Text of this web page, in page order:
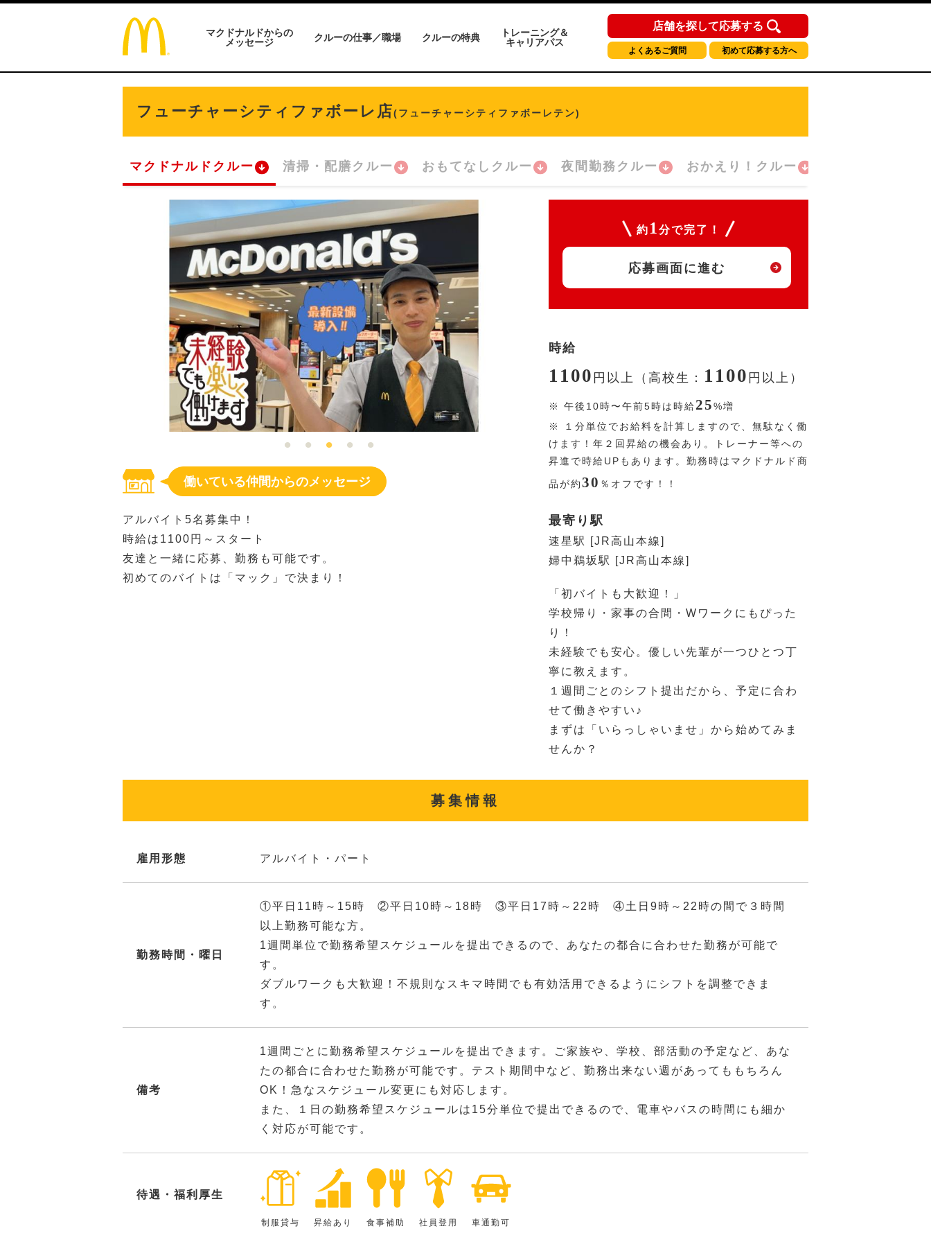
マクドナルドからの
メッセージ
クルーの仕事／職場 クルーの特典
トレーニング＆
キャリアパス
店舗を探して応募する
よくあるご質問 初めて応募する方へ
フューチャーシティファボーレ店(フューチャーシティファボーレテン)
マクドナルドクルー 清掃・配膳クルー おもてなしクルー 夜間勤務クルー おかえり！クルー
働いている仲間からのメッセージ
アルバイト5名募集中！
時給は1100円～スタート
友達と一緒に応募、勤務も可能です。
初めてのバイトは「マック」で決まり！
約 1 分で完了！
応募画面に進む
時給
1100 円 以上（高校生： 1100 円 以上）
※ 午後10時〜午前5時は時給25%増
※
１分単位でお給料を計算しますので、無駄なく働
けます！年２回昇給の機会あり。トレーナー等への
昇進で時給UPもあります。勤務時はマクドナルド商
品が約30 ％ オフです！！
最寄り駅
速星駅 [JR高山本線]
婦中鵜坂駅 [JR高山本線]
「初バイトも大歓迎！」
学校帰り・家事の合間・Wワークにもぴった
り！
未経験でも安心。優しい先輩が一つひとつ丁
寧に教えます。
１週間ごとのシフト提出だから、予定に合わ
せて働きやすい♪
まずは「いらっしゃいませ」から始めてみま
せんか？
募集情報
雇用形態 アルバイト・パート
勤務時間・曜日
①平日11時～15時 ②平日10時～18時 ③平日17時～22時 ④土日9時～22時の間で３時間
以上勤務可能な方。
1週間単位で勤務希望スケジュールを提出できるので、あなたの都合に合わせた勤務が可能で
す。
ダブルワークも大歓迎！不規則なスキマ時間でも有効活用できるようにシフトを調整できま
す。
備考
1週間ごとに勤務希望スケジュールを提出できます。ご家族や、学校、部活動の予定など、あな
たの都合に合わせた勤務が可能です。テスト期間中など、勤務出来ない週があってももちろん
OK！急なスケジュール変更にも対応します。
また、１日の勤務希望スケジュールは15分単位で提出できるので、電車やバスの時間にも細か
く対応が可能です。
待遇・福利厚生
制服貸与 昇給あり 食事補助 社員登用 車通勤可